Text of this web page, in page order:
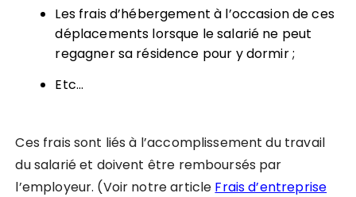
Les frais d’hébergement à l’occasion de ces
déplacements lorsque le salarié ne peut
regagner sa résidence pour y dormir ;
Etc…
Ces frais sont liés à l’accomplissement du travail
du salarié et doivent être remboursés par
l’employeur. (Voir notre article Frais d’entreprise